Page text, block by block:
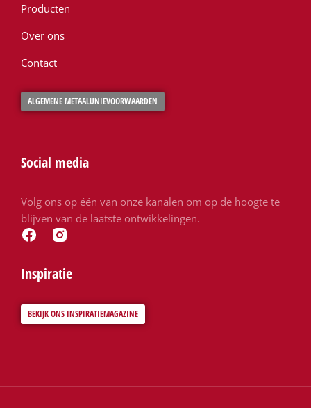
Producten
Over ons
Contact
ALGEMENE METAALUNIEVOORWAARDEN
Social media
Volg ons op één van onze kanalen om op de hoogte te
blijven van de laatste ontwikkelingen.
Inspiratie
BEKIJK ONS INSPIRATIEMAGAZINE